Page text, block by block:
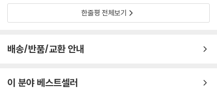
한줄평 전체보기
배송/반품/교환 안내
이 분야 베스트셀러